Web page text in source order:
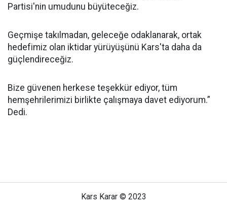
Partisi'nin umudunu büyüteceğiz.
Geçmişe takılmadan, geleceğe odaklanarak, ortak
hedefimiz olan iktidar yürüyüşünü Kars'ta daha da
güçlendireceğiz.
Bize güvenen herkese teşekkür ediyor, tüm
hemşehrilerimizi birlikte çalışmaya davet ediyorum.”
Dedi.
Kars Karar © 2023